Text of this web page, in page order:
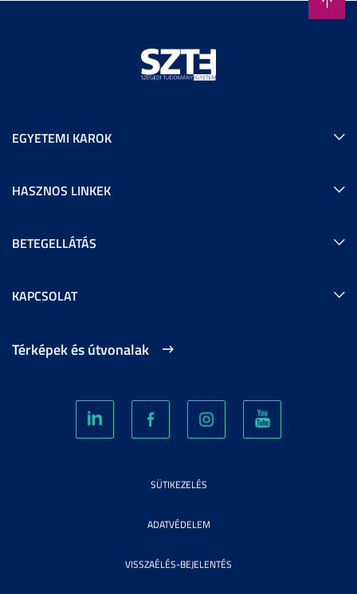
EGYETEMI KAROK
HASZNOS LINKEK
BETEGELLÁTÁS
KAPCSOLAT
Térképek és útvonalak
SÜTIKEZELÉS
ADATVÉDELEM
VISSZAÉLÉS-BEJELENTÉS